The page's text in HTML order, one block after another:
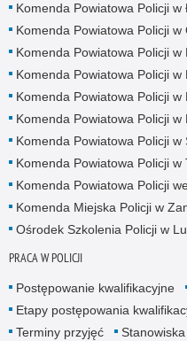
Komenda Powiatowa Policji w
Komenda Powiatowa Policji w
Komenda Powiatowa Policji w
Komenda Powiatowa Policji w
Komenda Powiatowa Policji w
Komenda Powiatowa Policji w
Komenda Powiatowa Policji w
Komenda Powiatowa Policji w
Komenda Powiatowa Policji
Komenda Miejska Policji w
Ośrodek Szkolenia Policji w
PRACA W POLICJI
Postępowanie kwalifikacyjne
Etapy postępowania
Terminy przyjęć